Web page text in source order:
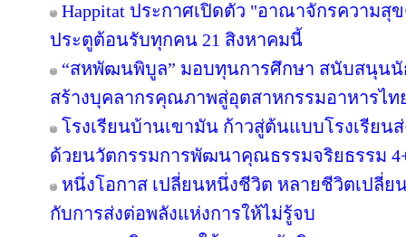
Happitat ประกาศเปิดตัว "อาณาจักรความ
ประตูต้อนรับทุกคน 21 สิงหาคมนี้
“สหพัฒนพิบูล” มอบทุนการศึกษา สนับสนุนนั
สร้างบุคลากรคุณภาพสู่อุตสาหกรรมอาหารไท
โรงเรียนบ้านเขามัน ก้าวสู่ต้นแบบโรงเรียน
ด้วยนวัตกรรมการพัฒนาคุณธรรมจริยธรรม
หนึ่งโอกาส เปลี่ยนหนึ่งชีวิต หลายชีวิตเปลี่ย
กับการส่งต่อพลังแห่งการให้ไม่รู้จบ